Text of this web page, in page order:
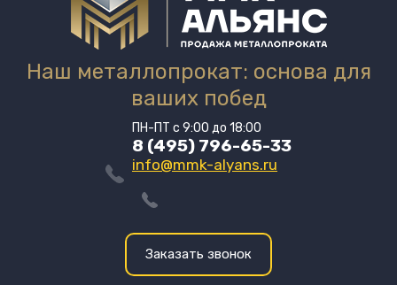
Наш металлопрокат: основа для
ваших побед
ПН-ПТ с 9:00 до 18:00
8 (495) 796-65-33
info@mmk-alyans.ru
Заказать звонок